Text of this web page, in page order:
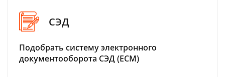
СЭД
Подобрать систему электронного
документооборота СЭД (ECM)